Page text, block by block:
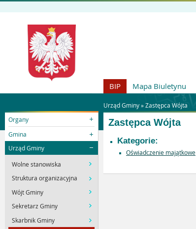
BIP Mapa Biuletynu
Urząd Gminy »Zastępca Wójta
Organy
Gmina
Urząd Gminy
Wolne stanowiska
Struktura organizacyjna
Wójt Gminy
Sekretarz Gminy
Skarbnik Gminy
Zastępca Wójta
Kategorie:
Oświadczenie majątkowe